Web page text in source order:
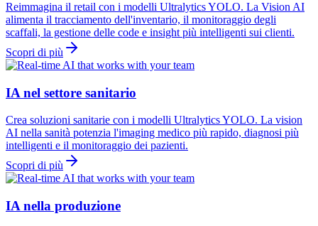
Reimmagina il retail con i modelli Ultralytics YOLO. La Vision AI
alimenta il tracciamento dell'inventario, il monitoraggio degli
scaffali, la gestione delle code e insight più intelligenti sui clienti.
Scopri di più
IA nel settore sanitario
Crea soluzioni sanitarie con i modelli Ultralytics YOLO. La vision
AI nella sanità potenzia l'imaging medico più rapido, diagnosi più
intelligenti e il monitoraggio dei pazienti.
Scopri di più
IA nella produzione